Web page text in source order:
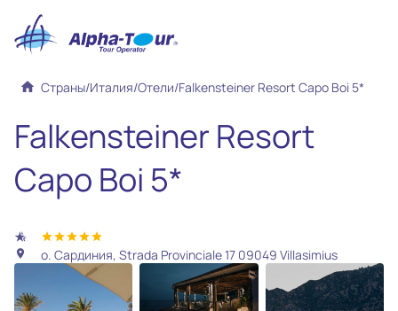
home Страны/Италия/Отели/Falkensteiner Resort Capo Boi 5*
Falkensteiner Resort
Capo Boi 5*
hotel_class starstarstarstarstar
location_on
о. Сардиния, Strada Provinciale 17 09049 Villasimius